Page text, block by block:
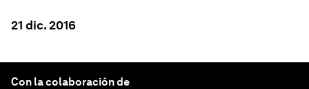
21 dic. 2016
Con la colaboración de